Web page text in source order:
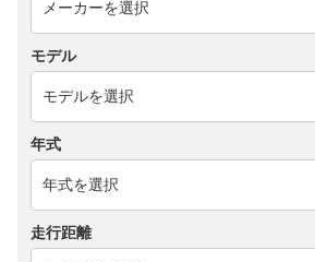
モデル
年式
走行距離